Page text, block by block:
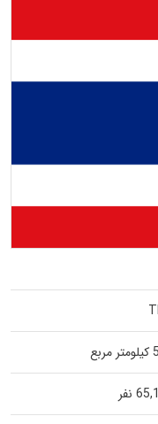
نفر